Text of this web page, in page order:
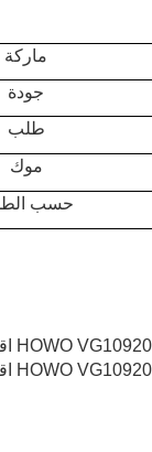
ماركة
جودة
طلب
موك
حسب